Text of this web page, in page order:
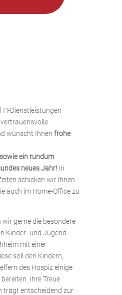
IT-Dienstleistungen
wünscht Ihnen frohe
ein rundum
neues Jahr!In
schicken wir Ihnen
auch im Home-Office zu
gerne die besondere
Kinder- und Jugend-
mit einer
soll den Kindern,
des Hospiz einige
Ihre Treue
trägt entscheidend zur